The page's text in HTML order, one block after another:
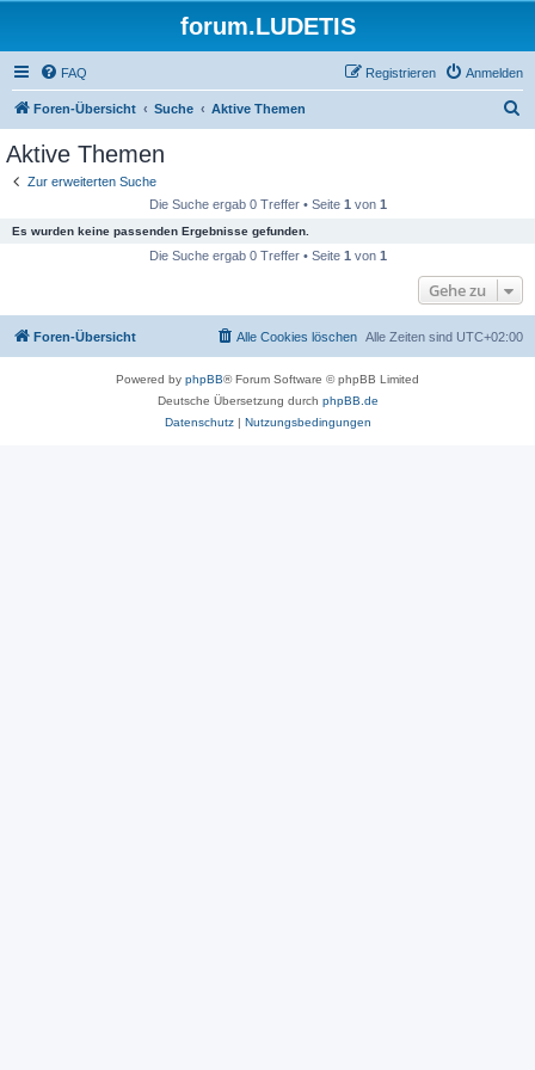
forum.LUDETIS
FAQ Anmelden
Registrieren
Foren-Übersicht Suche Aktive Themen
Aktive Themen
Zur erweiterten Suche
Die Suche ergab 0 Treffer • Seite 1 von 1
Es wurden keine passenden Ergebnisse gefunden.
Die Suche ergab 0 Treffer • Seite 1 von 1
Gehe zu
Foren-Übersicht Alle Zeiten sind UTC+02:00
Alle Cookies löschen
Powered by phpBB® Forum Software © phpBB Limited
Deutsche Übersetzung durch phpBB.de
Datenschutz| Nutzungsbedingungen